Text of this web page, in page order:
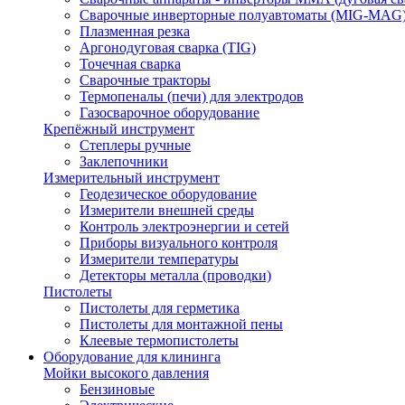
Сварочные инверторные полуавтоматы (MIG-
Плазменная резка
Аргонодуговая сварка (TIG)
Точечная сварка
Сварочные тракторы
Термопеналы (печи) для электродов
Газосварочное оборудование
Крепёжный инструмент
Степлеры ручные
Заклепочники
Измерительный инструмент
Геодезическое оборудование
Измерители внешней среды
Контроль электроэнергии и сетей
Приборы визуального контроля
Измерители температуры
Детекторы металла (проводки)
Пистолеты
Пистолеты для герметика
Пистолеты для монтажной пены
Клеевые термопистолеты
Оборудование для клининга
Мойки высокого давления
Бензиновые